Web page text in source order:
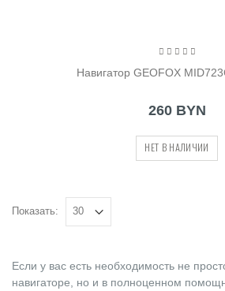
Навигатор GEOFOX
260 BYN
НЕТ В НАЛИЧИИ
Показать:
Если у вас есть необходимость не
навигаторе, но и в полноценном